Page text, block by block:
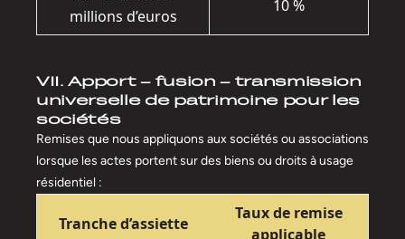
millions d’euros
10 %
VII. Apport – fusion – transmission
universelle de patrimoine pour les
sociétés
Remises que nous appliquons aux sociétés ou associations
lorsque les actes portent sur des biens ou droits à usage
résidentiel :
Tranche d’assiette
Taux de remise
applicable